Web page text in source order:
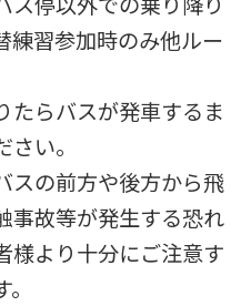
練習参加時のみ他ルー
たらバスが発車するま
い。
の前方や後方から飛
事故等が発生する恐れ
様より十分にご注意す
website
be
translated
mechanically,
so
it
may